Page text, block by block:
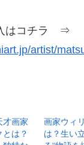
入はコチラ ⇒
artist/
才画家
は？
画家ウィ
は？生い